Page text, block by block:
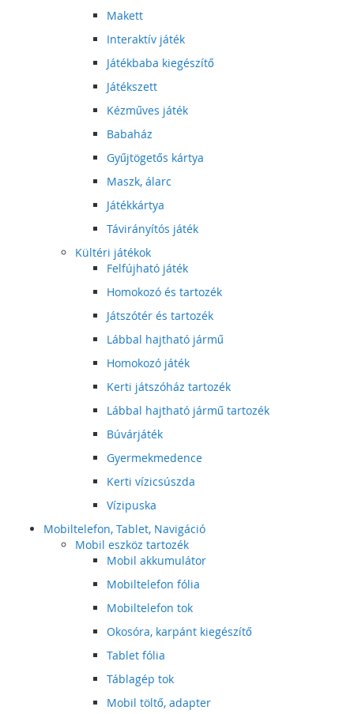
Makett
Interaktív játék
Játékbaba kiegészítő
Játékszett
Kézműves játék
Babaház
Gyűjtögetős kártya
Maszk, álarc
Játékkártya
Távirányítós játék
Kültéri játékok
Felfújható játék
Homokozó és tartozék
Játszótér és tartozék
Lábbal hajtható jármű
Homokozó játék
Kerti játszóház tartozék
Lábbal hajtható jármű tartozék
Búvárjáték
Gyermekmedence
Kerti vízicsúszda
Vízipuska
Mobiltelefon, Tablet, Navigáció
Mobil eszköz tartozék
Mobil akkumulátor
Mobiltelefon fólia
Mobiltelefon tok
Okosóra, karpánt kiegészítő
Tablet fólia
Táblagép tok
Mobil töltő, adapter